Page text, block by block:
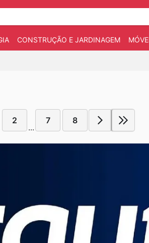
CONSTRUÇÃO E JARDINAGEM
2
...
7 8